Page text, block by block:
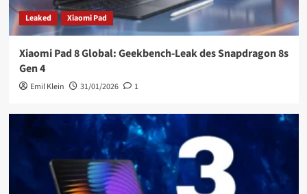
Leaked Xiaomi Pad
Xiaomi Pad 8 Global: Geekbench-Leak des Snapdragon 8s
Gen 4
Emil Klein 31/01/2026 1